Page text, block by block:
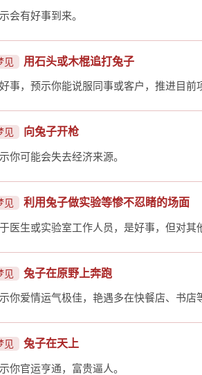
会有好事到来。
见 用石头或木棍追打兔子
事，预示你能说服同事或客户，推进目前
见 向兔子开枪
你可能会失去经济来源。
见 利用兔子做实验等惨不忍睹的场面
医生或实验室工作人员，是好事，但对其
见 兔子在原野上奔跑
你爱情运气极佳，艳遇多在快餐店、书店
见 兔子在天上
你官运亨通，富贵逼人。